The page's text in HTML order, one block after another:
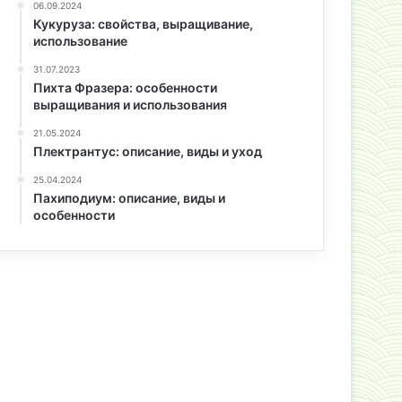
06.09.2024
Кукуруза: свойства, выращивание,
использование
31.07.2023
Пихта Фразера: особенности
выращивания и использования
21.05.2024
Плектрантус: описание, виды и уход
25.04.2024
Пахиподиум: описание, виды и
особенности